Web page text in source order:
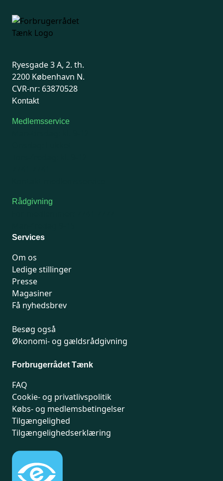
Ryesgade 3 A, 2. th.
2200 København N.
CVR-nr: 63870528
Kontakt
Medlemsservice
Rådgivning
Services
Om os
Ledige stillinger
Presse
Magasiner
Få nyhedsbrev
Besøg også
Økonomi- og gældsrådgivning
Forbrugerrådet Tænk
FAQ
Cookie- og privatlivspolitik
Købs- og medlemsbetingelser
Tilgængelighed
Tilgængelighedserklæring